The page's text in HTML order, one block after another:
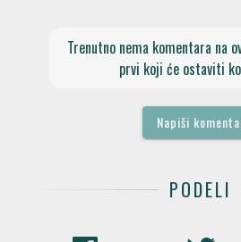
Trenutno nema komentara na
prvi koji će ostaviti
Napiši
PODELI